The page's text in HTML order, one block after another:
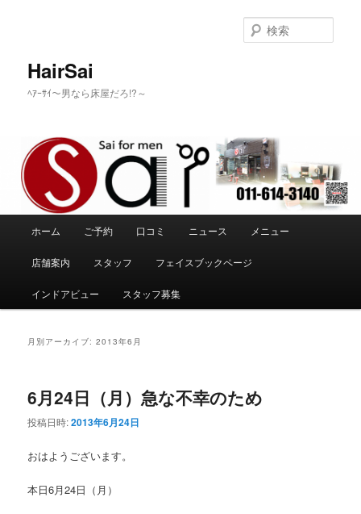
HairSai
ﾍｱｰｻｲ～男なら床屋だろ!?～
索
ュ
ホーム ご予約 口コミ ニュース メニュー
店舗案内 スタッフ フェイスブックページ
インドアビュー スタッフ募集
月別アーカイブ:2013年6月
6月24日（月）急な不幸のため
投稿日時:2013年6月24日
おはようございます。
本日6月24日（月）